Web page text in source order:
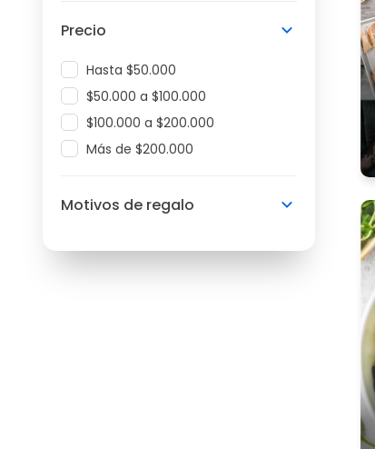
Precio
Hasta $50.000
$50.000 a $100.000
$100.000 a $200.000
Más de $200.000
Motivos de regalo